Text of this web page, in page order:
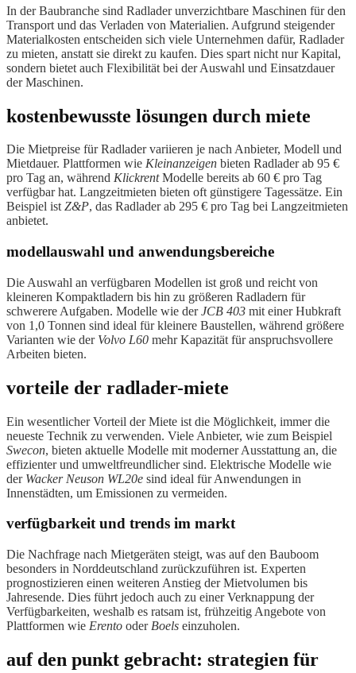
In der Baubranche sind Radlader unverzichtbare Maschinen für den
Transport und das Verladen von Materialien. Aufgrund steigender
Materialkosten entscheiden sich viele Unternehmen dafür, Radlader
zu mieten, anstatt sie direkt zu kaufen. Dies spart nicht nur Kapital,
sondern bietet auch Flexibilität bei der Auswahl und Einsatzdauer
der Maschinen.
kostenbewusste lösungen durch miete
Die Mietpreise für Radlader variieren je nach Anbieter, Modell und
Mietdauer. Plattformen wie Kleinanzeigen bieten Radlader ab 95 €
pro Tag an, während KlickrentModelle bereits ab 60 € pro Tag
verfügbar hat. Langzeitmieten bieten oft günstigere Tagessätze. Ein
Beispiel istZ&P, das Radlader ab 295 € pro Tag bei Langzeitmieten
anbietet.
modellauswahl und anwendungsbereiche
Die Auswahl an verfügbaren Modellen ist groß und reicht von
kleineren Kompaktladern bis hin zu größeren Radladern für
schwerere Aufgaben. Modelle wie derJCB 403 mit einer Hubkraft
von 1,0 Tonnen sind ideal für kleinere Baustellen, während größere
Varianten wie der Volvo L60 mehr Kapazität für anspruchsvollere
Arbeiten bieten.
vorteile der radlader-miete
Ein wesentlicher Vorteil der Miete ist die Möglichkeit, immer die
neueste Technik zu verwenden. Viele Anbieter, wie zum Beispiel
Swecon, bieten aktuelle Modelle mit moderner Ausstattung an, die
effizienter und umweltfreundlicher sind. Elektrische Modelle wie
der Wacker Neuson WL20e sind ideal für Anwendungen in
Innenstädten, um Emissionen zu vermeiden.
verfügbarkeit und trends im markt
Die Nachfrage nach Mietgeräten steigt, was auf den Bauboom
besonders in Norddeutschland zurückzuführen ist. Experten
prognostizieren einen weiteren Anstieg der Mietvolumen bis
Jahresende. Dies führt jedoch auch zu einer Verknappung der
Verfügbarkeiten, weshalb es ratsam ist, frühzeitig Angebote von
Plattformen wie Erento oder Boels einzuholen.
auf den punkt gebracht: strategien für